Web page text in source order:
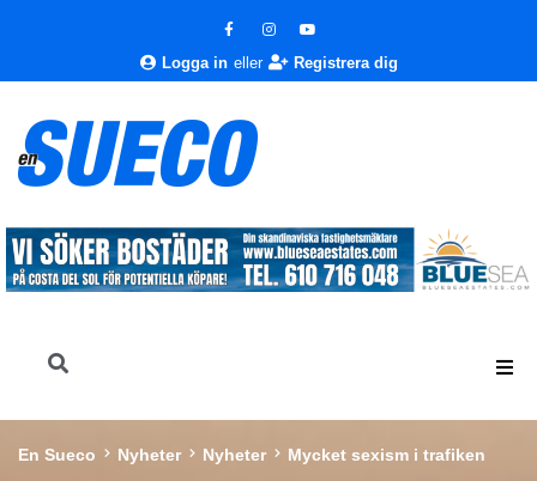
Logga in eller Registrera dig
En Sueco Nyheter Nyheter Mycket sexism i trafiken